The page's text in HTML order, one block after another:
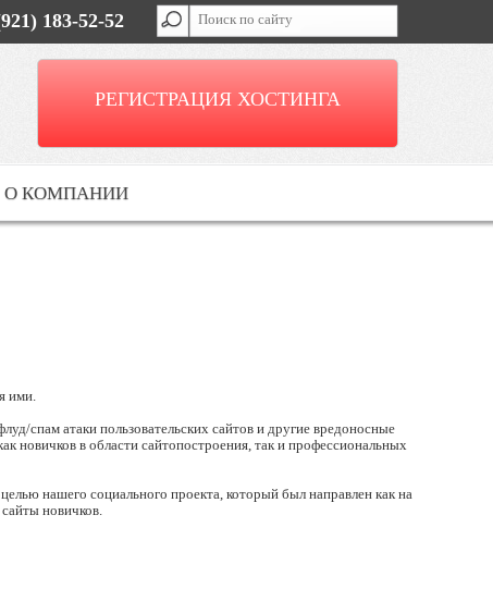
183-52-52
РЕГИСТРАЦИЯ ХОСТИНГА
О КОМПАНИИ
ими.
спам атаки пользовательских сайтов и другие вредоносные
новичков в области сайтопостроения, так и профессиональных
нашего социального проекта, который был направлен как на
новичков.